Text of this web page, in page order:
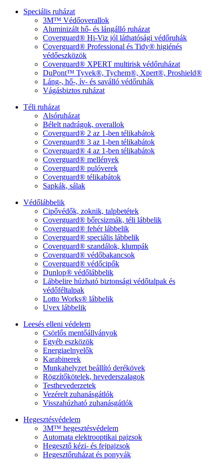
Speciális ruházat
3M™ Védőoverallok
Aluminizált hő- és lángálló ruházat
Coverguard® Hi-Viz jól láthatósági védőruhák
Coverguard® Professional és Tidy® higiénés
védőeszközök
Coverguard® XPERT multirisk védőruházat
DuPont™ Tyvek®, Tychem®, Xpert®, Proshield®
Láng-, hő-, ív- és saválló védőruhák
Vágásbiztos ruházat
Téli ruházat
Alsóruházat
Bélelt nadrágok, overallok
Coverguard® 2 az 1-ben télikabátok
Coverguard® 3 az 1-ben télikabátok
Coverguard® 4 az 1-ben télikabátok
Coverguard® mellények
Coverguard® pulóverek
Coverguard® télikabátok
Sapkák, sálak
Védőlábbelik
Cipővédők, zoknik, talpbetétek
Coverguard® bőrcsizmák, téli lábbelik
Coverguard® fehér lábbelik
Coverguard® speciális lábbelik
Coverguard® szandálok, klumpák
Coverguard® védőbakancsok
Coverguard® védőcipők
Dunlop® védőlábbelik
Lábbelire húzható biztonsági védőtalpak és
védőféltalpak
Lotto Works® lábbelik
Uvex lábbelik
Leesés elleni védelem
Csörlős mentőállványok
Egyéb eszközök
Energiaelnyelők
Karabinerek
Munkahelyzet beállító derékövek
Rögzítőkötelek, hevederszalagok
Testhevederzetek
Vezérelt zuhanásgátlók
Visszahúzható zuhanásgátlók
Hegesztésvédelem
3M™ hegesztésvédelem
Automata elektrooptikai pajzsok
Hegesztő kézi- és fejpajzsok
Hegesztőruházat és ponyvák